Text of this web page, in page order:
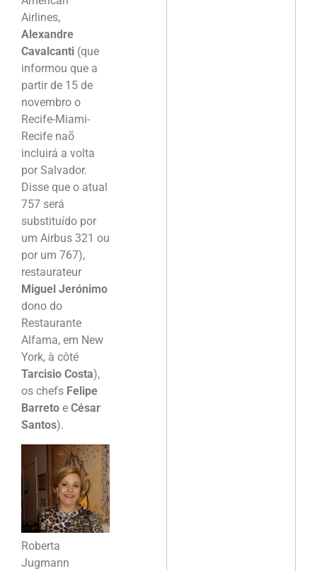
Airlines,
Alexandre
Cavalcanti (que
informou que a
partir de 15 de
novembro o
Recife-Miami-
Recife naõ
incluirá a volta
por Salvador.
Disse que o atual
757 será
substituído por
um Airbus 321 ou
por um 767),
restaurateur
Miguel Jerónimo
dono do
Restaurante
Alfama, em New
York, à côté
Tarcisio Costa),
os chefs Felipe
Barreto e César
Santos).
Roberta
Jugmann